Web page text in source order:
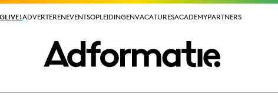
ADVERTERENEVENTSOPLEIDINGENVACATURESACADEMYPARTNERS
ADVERTERENEVENTSOPLEIDINGENVACATURESACADEMYPARTNERS